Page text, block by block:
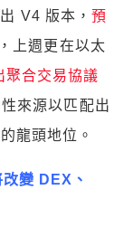
V4 版本，預
，上週更在以太
聚合交易協議
來源以匹配出
龍頭地位。
變 DEX、